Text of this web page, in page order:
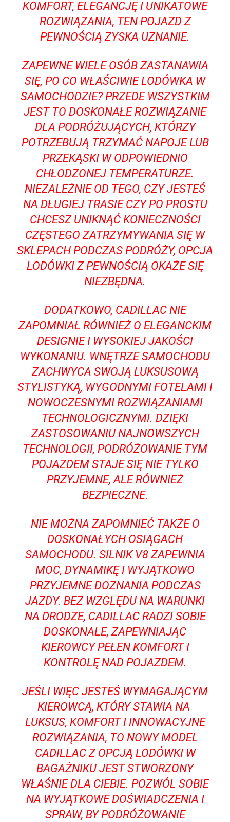
KOMFORT, ELEGANCJĘ I UNIKATOWE
ROZWIĄZANIA, TEN POJAZD Z
PEWNOŚCIĄ ZYSKA UZNANIE.
ZAPEWNE WIELE OSÓB ZASTANAWIA
SIĘ, PO CO WŁAŚCIWIE LODÓWKA W
SAMOCHODZIE? PRZEDE WSZYSTKIM
JEST TO DOSKONAŁE ROZWIĄZANIE⁣
DLA PODRÓŻUJĄCYCH, KTÓRZY
POTRZEBUJĄ TRZYMAĆ NAPOJE ⁣LUB
PRZEKĄSKI ‌W‌ ODPOWIEDNIO
CHŁODZONEJ TEMPERATURZE.
NIEZALEŻNIE OD TEGO, CZY JESTEŚ
NA DŁUGIEJ TRASIE CZY PO ‍PROSTU
CHCESZ UNIKNĄĆ KONIECZNOŚCI
CZĘSTEGO ZATRZYMYWANIA SIĘ W
SKLEPACH PODCZAS PODRÓŻY,​ OPCJA
LODÓWKI Z PEWNOŚCIĄ OKAŻE SIĘ
NIEZBĘDNA.
DODATKOWO, CADILLAC NIE
ZAPOMNIAŁ RÓWNIEŻ O ELEGANCKIM⁢
DESIGNIE I WYSOKIEJ JAKOŚCI
WYKONANIU. WNĘTRZE‌ SAMOCHODU
ZACHWYCA SWOJĄ LUKSUSOWĄ
STYLISTYKĄ,​ WYGODNYMI FOTELAMI I
NOWOCZESNYMI ROZWIĄZANIAMI
TECHNOLOGICZNYMI. DZIĘKI
ZASTOSOWANIU NAJNOWSZYCH‍
TECHNOLOGII, PODRÓŻOWANIE TYM‍
POJAZDEM​ STAJE SIĘ NIE TYLKO
PRZYJEMNE, ALE RÓWNIEŻ
⁣BEZPIECZNE.
NIE⁣ MOŻNA ZAPOMNIEĆ TAKŻE O
DOSKONAŁYCH ‌OSIĄGACH
SAMOCHODU. SILNIK V8​ ZAPEWNIA
MOC, DYNAMIKĘ I⁢ WYJĄTKOWO⁣
PRZYJEMNE DOZNANIA PODCZAS
JAZDY. BEZ WZGLĘDU NA WARUNKI
NA‌ DRODZE,‍ CADILLAC RADZI SOBIE
DOSKONALE, ZAPEWNIAJĄC
KIEROWCY PEŁEN KOMFORT I
‍KONTROLĘ NAD POJAZDEM.
JEŚLI‍ WIĘC JESTEŚ​ WYMAGAJĄCYM
KIEROWCĄ, ‍KTÓRY ‌STAWIA NA ​
LUKSUS,⁤ KOMFORT I INNOWACYJNE
ROZWIĄZANIA, TO NOWY MODEL
CADILLAC Z OPCJĄ LODÓWKI W‍
BAGAŻNIKU JEST STWORZONY
⁣WŁAŚNIE DLA ​CIEBIE. POZWÓL SOBIE
NA⁤ WYJĄTKOWE ⁣DOŚWIADCZENIA I
SPRAW, BY PODRÓŻOWANIE